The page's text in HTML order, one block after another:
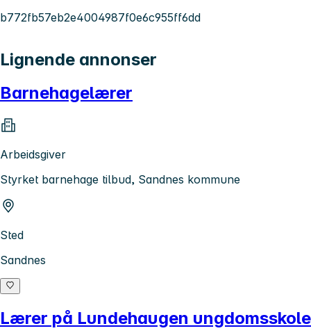
b772fb57eb2e4004987f0e6c955ff6dd
Lignende annonser
Barnehagelærer
Arbeidsgiver
Styrket barnehage tilbud, Sandnes kommune
Sted
Sandnes
Lærer på Lundehaugen ungdomsskole